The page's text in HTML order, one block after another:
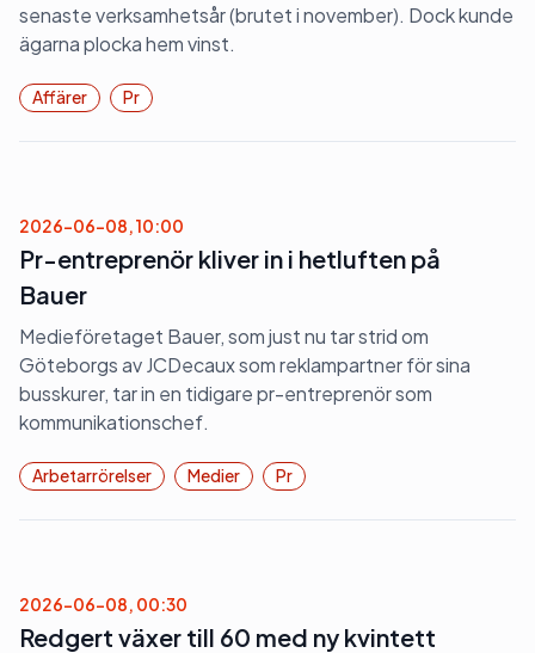
senaste verksamhetsår (brutet i november). Dock kunde
ägarna plocka hem vinst.
Affärer Pr
2026-06-08, 10:00
Pr-entreprenör kliver in i hetluften på
Bauer
Medieföretaget Bauer, som just nu tar strid om
Göteborgs av JCDecaux som reklampartner för sina
busskurer, tar in en tidigare pr-entreprenör som
kommunikationschef.
Arbetarrörelser Medier Pr
2026-06-08, 00:30
Redgert växer till 60 med ny kvintett